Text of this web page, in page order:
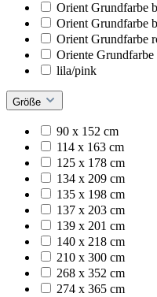
Orient Grundfarbe
Orient Grundfarbe
Orient Grundfarbe
Oriente Grundfarbe
lila/pink
Größe
90 x 152 cm
114 x 163 cm
125 x 178 cm
134 x 209 cm
135 x 198 cm
137 x 203 cm
139 x 201 cm
140 x 218 cm
210 x 300 cm
268 x 352 cm
274 x 365 cm